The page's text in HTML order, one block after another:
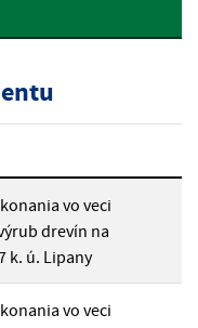
Reset
vo veci
drevín na
k. ú. Lipany
vo veci